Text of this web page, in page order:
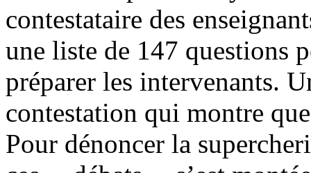
contestataire des
une liste de 147 questions
préparer les intervenants.
contestation qui montre
Pour dénoncer la